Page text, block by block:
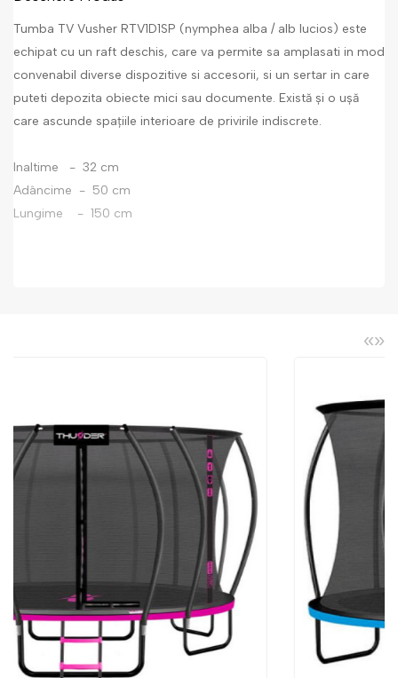
Tumba TV Vusher RTV1D1SP (nymphea alba / alb lucios) este
echipat cu un raft deschis, care va permite sa amplasati in mod
convenabil diverse dispozitive si accesorii, si un sertar in care
puteti depozita obiecte mici sau documente. Există și o ușă
care ascunde spațiile interioare de privirile indiscrete.
Inaltime - 32 cm
Adâncime - 50 cm
Lungime - 150 cm
«»